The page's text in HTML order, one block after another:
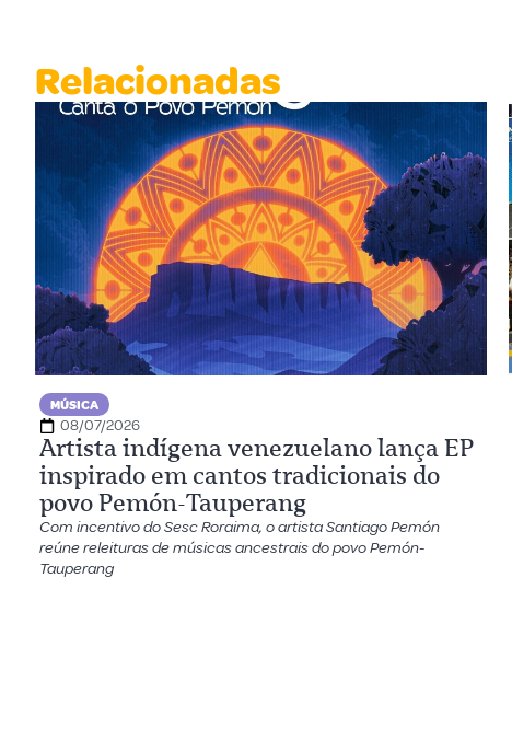
Relacionadas
MÚSICA
08/07/2026
Artista indígena venezuelano lança EP
inspirado em cantos tradicionais do
povo Pemón-Tauperang
Com incentivo do Sesc Roraima, o artista Santiago Pemón
reúne releituras de músicas ancestrais do povo Pemón-
Tauperang